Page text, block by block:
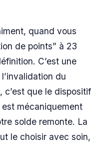
quand vous
de points” à 23
C’est une
du
c’est que le dispositif
est mécaniquement
solde remonte. La
le choisir avec soin,